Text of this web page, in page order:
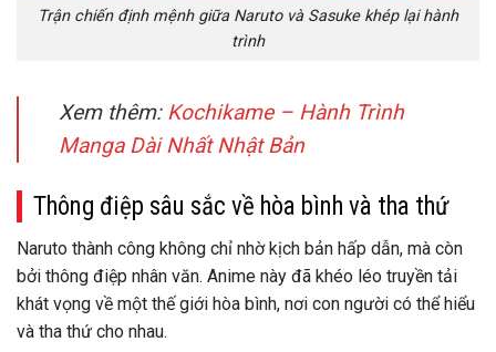
Trận chiến định mệnh giữa Naruto và Sasuke khép lại hành
trình
Xem thêm: Kochikame – Hành Trình
Manga Dài Nhất Nhật Bản
Thông điệp sâu sắc về hòa bình và tha thứ
Naruto thành công không chỉ nhờ kịch bản hấp dẫn, mà còn
bởi thông điệp nhân văn. Anime này đã khéo léo truyền tải
khát vọng về một thế giới hòa bình, nơi con người có thể hiểu
và tha thứ cho nhau.